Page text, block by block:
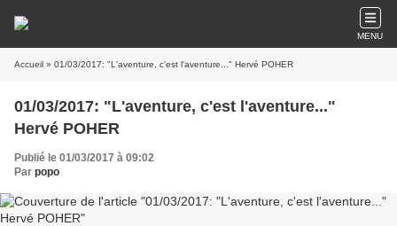
MENU
Accueil » 01/03/2017: "L'aventure, c'est l'aventure..." Hervé POHER
01/03/2017: "L'aventure, c'est l'aventure..."
Hervé POHER
Publié le 01/03/2017 à 09:02
Par popo